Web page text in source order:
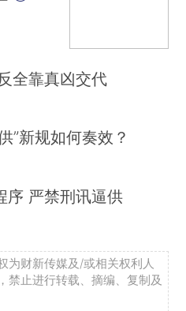
全靠真凶交代
”新规如何奏效？
序 严禁刑讯逼供
为财新传媒及/或相关权利人
禁止进行转载、摘编、复制及